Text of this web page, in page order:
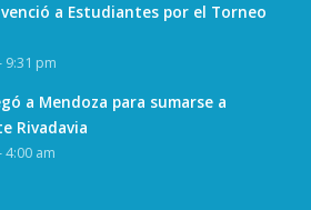
a Estudiantes por el Torneo
9:31 pm
a Mendoza para sumarse a
Rivadavia
4:00 am